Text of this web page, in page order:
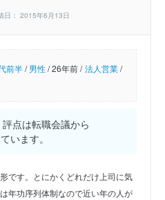
日： 2015年6月13日
前半/男性/26年前 / 法人営業/
点は転職会議から
います。
です。とにかくどれだけ上司に気
年功序列体制なので近い年の人が